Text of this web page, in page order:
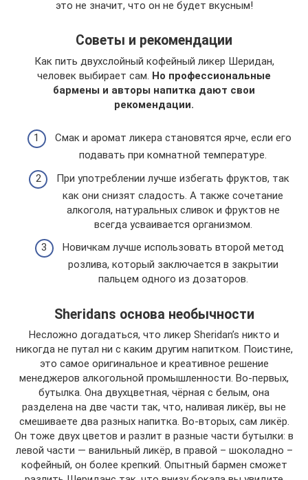
это не значит, что он не будет вкусным!
Советы и рекомендации
Как пить двухслойный кофейный ликер Шеридан,
человек выбирает сам. Но профессиональные
бармены и авторы напитка дают свои
рекомендации.
Смак и аромат ликера становятся ярче, если его
подавать при комнатной температуре.
При употреблении лучше избегать фруктов, так
как они снизят сладость. А также сочетание
алкоголя, натуральных сливок и фруктов не
всегда усваивается организмом.
Новичкам лучше использовать второй метод
розлива, который заключается в закрытии
пальцем одного из дозаторов.
Sheridans основа необычности
Несложно догадаться, что ликер Sheridan’s никто и
никогда не путал ни с каким другим напитком. Поистине,
это самое оригинальное и креативное решение
менеджеров алкогольной промышленности. Во-первых,
бутылка. Она двухцветная, чёрная с белым, она
разделена на две части так, что, наливая ликёр, вы не
смешиваете два разных напитка. Во-вторых, сам ликёр.
Он тоже двух цветов и разлит в разные части бутылки: в
левой части — ванильный ликёр, в правой – шоколадно –
кофейный, он более крепкий. Опытный бармен сможет